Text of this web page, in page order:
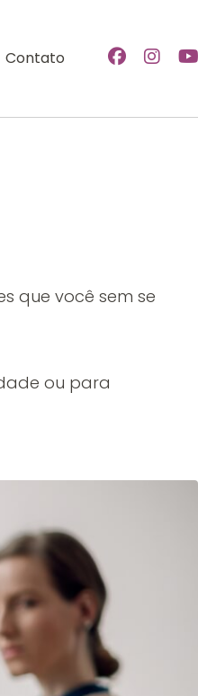
Contato
que você sem se
ou para